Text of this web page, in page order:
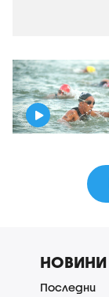
НОВИНИ
Последни